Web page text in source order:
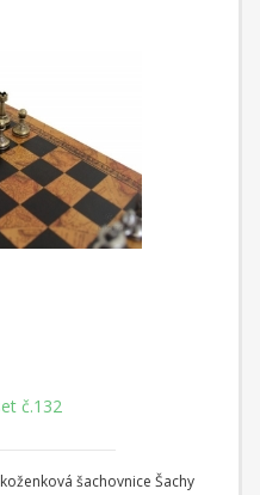
č.132
šachovnice Šachy